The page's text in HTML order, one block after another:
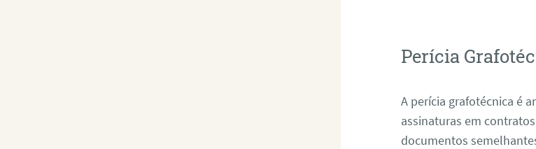
Perícia
A perícia grafotécnica é
assinaturas em
documentos